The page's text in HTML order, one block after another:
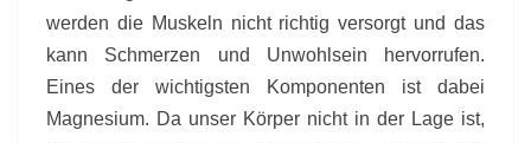
werden die Muskeln nicht richtig versorgt und das
kann Schmerzen und Unwohlsein hervorrufen.
Eines der wichtigsten Komponenten ist dabei
Magnesium. Da unser Körper nicht in der Lage ist,